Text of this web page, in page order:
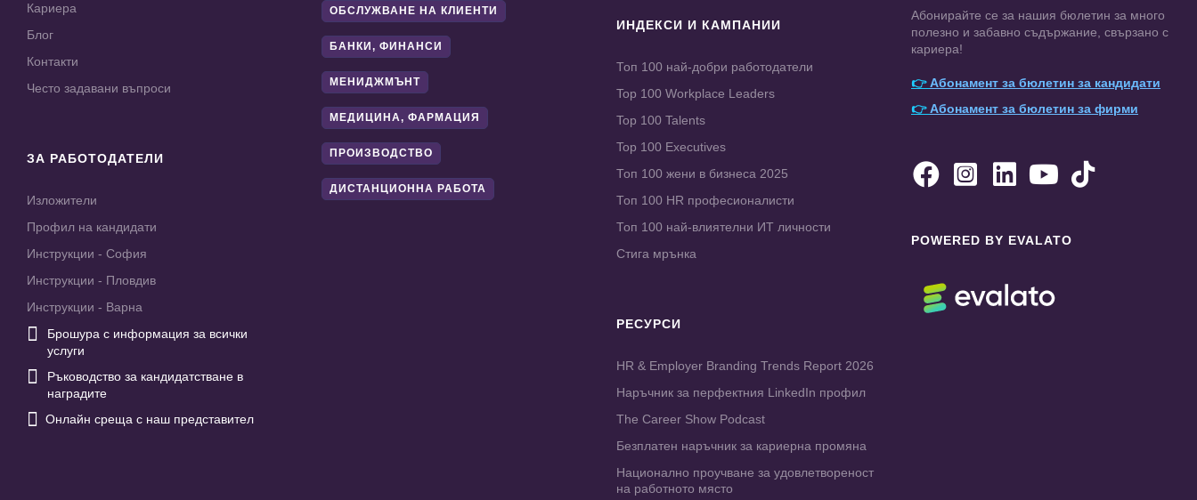
Кариера
Блог
Контакти
Често задавани въпроси
ЗА РАБОТОДАТЕЛИ
Изложители
Профил на кандидати
Инструкции - София
Инструкции - Пловдив
Инструкции - Варна

Брошура с информация за всички
услуги

Ръководство за кандидатстване в
наградите
 Онлайн среща с наш представител
ОБСЛУЖВАНЕ НА КЛИЕНТИ
БАНКИ, ФИНАНСИ
МЕНИДЖМЪНТ
МЕДИЦИНА, ФАРМАЦИЯ
ПРОИЗВОДСТВО
ДИСТАНЦИОННА РАБОТА
ИНДЕКСИ И КАМПАНИИ
Топ 100 най-добри работодатели
Top 100 Workplace Leaders
Top 100 Talents
Top 100 Executives
Топ 100 жени в бизнеса 2025
Топ 100 HR професионалисти
Топ 100 най-влиятелни ИТ личности
Стига мрънка
РЕСУРСИ
HR & Employer Branding Trends Report 2026
Наръчник за перфектния LinkedIn профил
The Career Show Podcast
Безплатен наръчник за кариерна промяна
Национално проучване за удовлетвореност
на работното място
Абонирайте се за нашия бюлетин за много
полезно и забавно съдържание, свързано с
кариера!
👉Абонамент за бюлетин за кандидати
👉Абонамент за бюлетин за фирми
    
POWERED BY EVALATO